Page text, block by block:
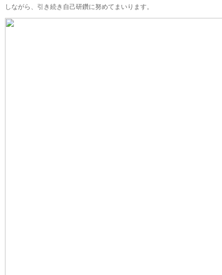
しながら、引き続き自己研鑽に努めてまいります。